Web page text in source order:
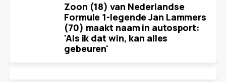
Zoon (18) van Nederlandse
Formule 1-legende Jan Lammers
(70) maakt naam in autosport:
'Als ik dat win, kan alles
gebeuren'